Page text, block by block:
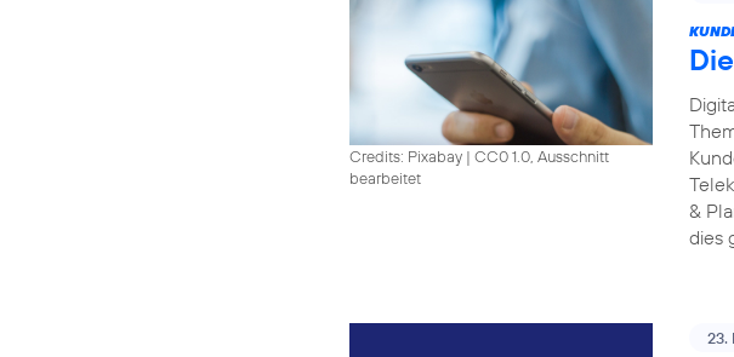
Credits: Pixabay | CC0 1.0, Ausschnitt
bearbeitet
&
dies
23.